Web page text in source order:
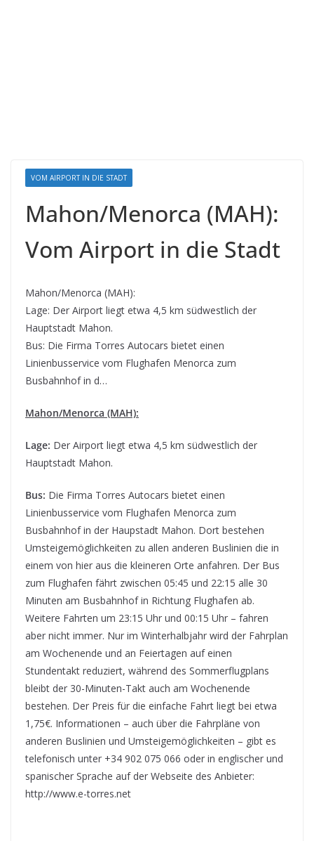
VOM AIRPORT IN DIE STADT
Mahon/Menorca (MAH):
Vom Airport in die Stadt
Mahon/Menorca (MAH):
Lage: Der Airport liegt etwa 4,5 km südwestlich der
Hauptstadt Mahon.
Bus: Die Firma Torres Autocars bietet einen
Linienbusservice vom Flughafen Menorca zum
Busbahnhof in d…
Mahon/Menorca (MAH):
Lage: Der Airport liegt etwa 4,5 km südwestlich der
Hauptstadt Mahon.
Bus: Die Firma Torres Autocars bietet einen
Linienbusservice vom Flughafen Menorca zum
Busbahnhof in der Haupstadt Mahon. Dort bestehen
Umsteigemöglichkeiten zu allen anderen Buslinien die in
einem von hier aus die kleineren Orte anfahren. Der Bus
zum Flughafen fährt zwischen 05:45 und 22:15 alle 30
Minuten am Busbahnhof in Richtung Flughafen ab.
Weitere Fahrten um 23:15 Uhr und 00:15 Uhr – fahren
aber nicht immer. Nur im Winterhalbjahr wird der Fahrplan
am Wochenende und an Feiertagen auf einen
Stundentakt reduziert, während des Sommerflugplans
bleibt der 30-Minuten-Takt auch am Wochenende
bestehen. Der Preis für die einfache Fahrt liegt bei etwa
1,75€. Informationen – auch über die Fahrpläne von
anderen Buslinien und Umsteigemöglichkeiten – gibt es
telefonisch unter +34 902 075 066 oder in englischer und
spanischer Sprache auf der Webseite des Anbieter:
http://www.e-torres.net